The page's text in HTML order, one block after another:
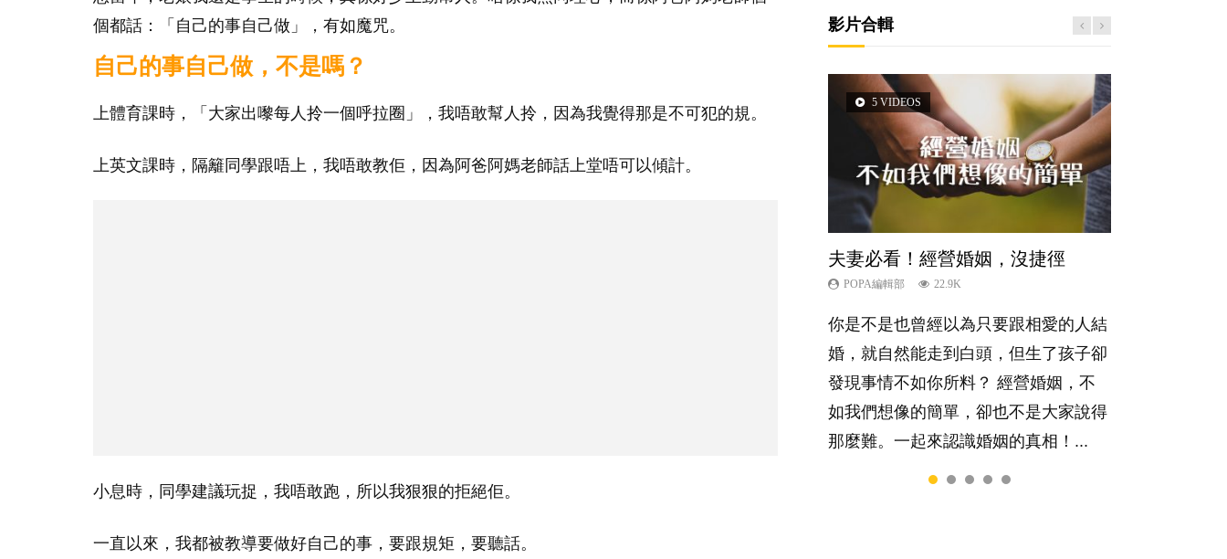
個都話：「自己的事自己做」，有如魔咒。
自己的事自己做，不是嗎？
上體育課時，「大家出嚟每人拎一個呼拉圈」，我唔敢幫人拎，因為我覺得那是不可犯的規。
上英文課時，隔籬同學跟唔上，我唔敢教佢，因為阿爸阿媽老師話上堂唔可以傾計。
小息時，同學建議玩捉，我唔敢跑，所以我狠狠的拒絕佢。
一直以來，我都被教導要做好自己的事，要跟規矩，要聽話。
影片合輯
5 VIDEOS
夫妻必看！經營婚姻，沒捷徑
POPA編輯部 22.9K
你是不是也曾經以為只要跟相愛的人結
婚，就自然能走到白頭，但生了孩子卻
發現事情不如你所料？ 經營婚姻，不
如我們想像的簡單，卻也不是大家說得
那麼難。一起來認識婚姻的真相！...
3 VIDEOS
內向孩子的特質，你懂嗎？
POPA編輯部 10K
陽光又健談的孩子總是很容易得到大家
的喜愛，特別是在講究團隊精神、鼓勵
大家積極發表意見的社會，他們彷彿如
魚得水；那些愛靜靜觀察、一個人默默
耕耘的孩子呢？卻會讓父母擔心，擔心
內向的孩子將不能適應急速變他的世
14 VIDEOS
新手父母不用怕
POPA編輯部 16.3K
相信許多人初為人父母，由懷孕開始到
孩子呱呱落地，心中都有數之不盡的問
題～這裡一次過集合我們以往製作過的
相關短片。 這段路讓我們跟你同行～...
2 VIDEOS
想孩子學好外語，點做好？
POPA編輯部 9.9K
有人話學多種語言越早開始越好，有人
卻說一時間太多語言，會令孩子感到混
淆，到底誰是誰非？聽聽專家怎樣說，
解開語言學習的迷思～...
6 VIDEOS
孩子能力天注定？
POPA編輯部 7.9K
很多父母都希望孩子係個「叻仔叻
女」，學業別太差，日常自理井井有
條。這樣的孩子是萬中無一，還是魚與
熊掌，不能兼得？...